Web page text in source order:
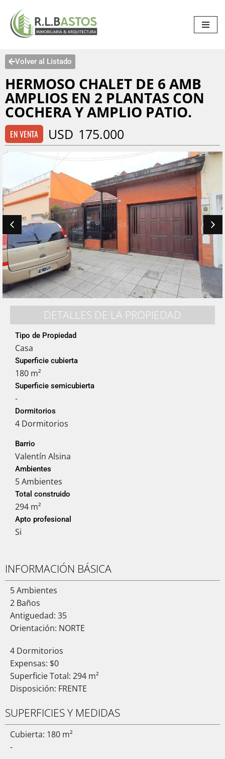
Saltar
Volver al Listado
HERMOSO CHALET DE 6 AMB
AMPLIOS EN 2 PLANTAS CON
COCHERA Y AMPLIO PATIO.
EN VENTA USD 175.000
DETALLES DE LA PROPIEDAD
Tipo de Propiedad
Casa
Superficie cubierta
180 m²
Superficie semicubierta
-
Dormitorios
4 Dormitorios
Barrio
Valentín Alsina
Ambientes
5 Ambientes
Total construido
294 m²
Apto profesional
Si
INFORMACIÓN BÁSICA
5 Ambientes
2 Baños
Antiguedad: 35
Orientación: NORTE
4 Dormitorios
Expensas: $0
Superficie Total: 294 m²
Disposición: FRENTE
SUPERFICIES Y MEDIDAS
Cubierta: 180 m²
-